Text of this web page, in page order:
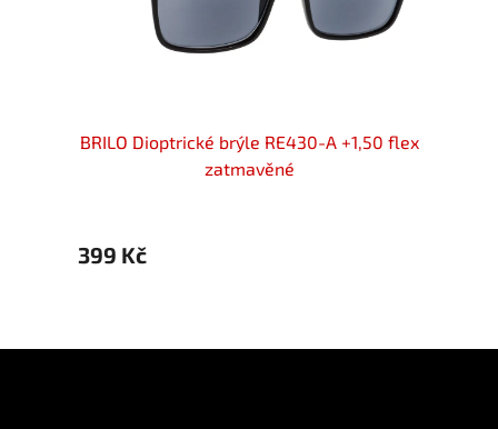
BRILO Dioptrické brýle RE430-A +1,50 flex
zatmavěné
399 Kč